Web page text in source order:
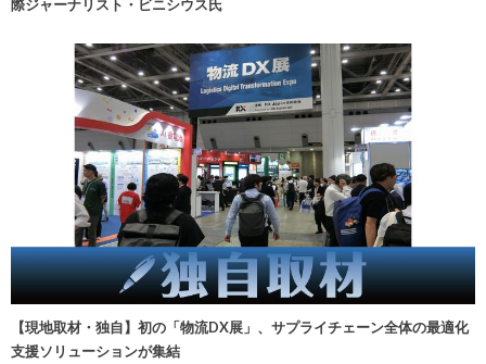
際ジャーナリスト・ビニシウス氏
【現地取材・独自】初の「物流DX展」、サプライチェーン全体の最適化
支援ソリューションが集結